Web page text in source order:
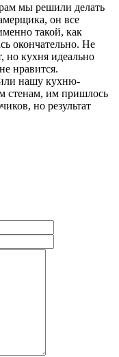
мы решили делать
он все
такой, как
окончательно. Не
но кухня идеально
нравится.
нашу кухню-
стенам, им пришлось
но результат